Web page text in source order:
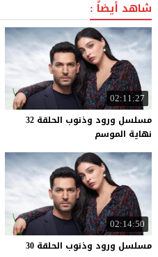
شاهد أيضاً :
02:11:27
مسلسل ورود وذنوب الحلقة 32
نهاية الموسم
02:14:50
مسلسل ورود وذنوب الحلقة 30